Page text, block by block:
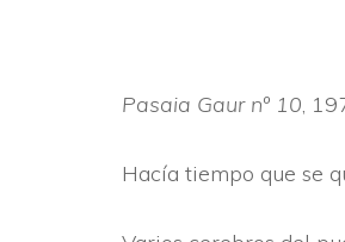
Pasaia Gaur nº 10,
Hací­a tiempo que se